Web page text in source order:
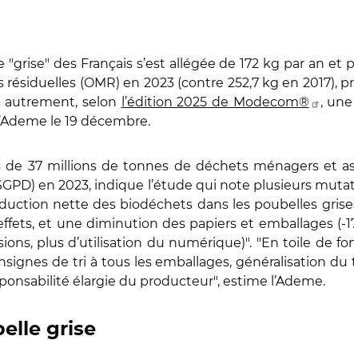
des Français s’est allégée de 172 kg par an
(OMR) en 2023 (contre 252,7 kg en 2017),
autrement, selon
l’édition 2025 de Modecom®
,
le 19 décembre.
37 millions de tonnes de déchets ménagers et
en 2023, indique l’étude qui note plusieurs
nette des biodéchets dans les poubelles
et une diminution des papiers et emballages (-
plus d’utilisation du numérique)". "En toile de
de tri à tous les emballages, généralisation
élargie du producteur", estime l’Ademe.
grise